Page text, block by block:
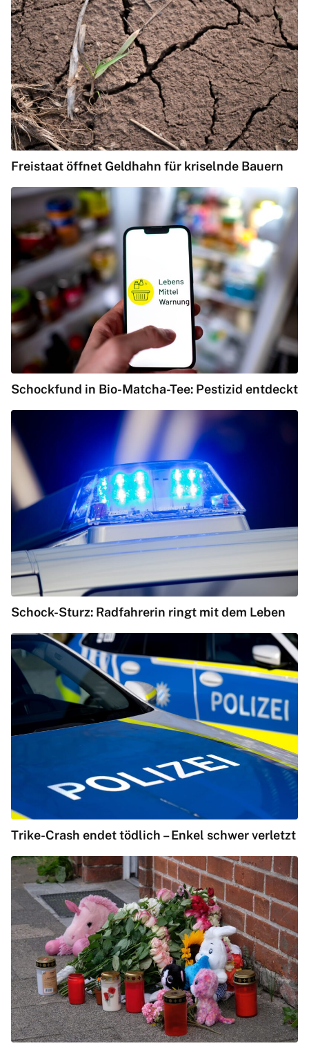
Freistaat öffnet Geldhahn für kriselnde Bauern
Schockfund in Bio-Matcha-Tee: Pestizid entdeckt
Schock-Sturz: Radfahrerin ringt mit dem Leben
Trike-Crash endet tödlich – Enkel schwer verletzt